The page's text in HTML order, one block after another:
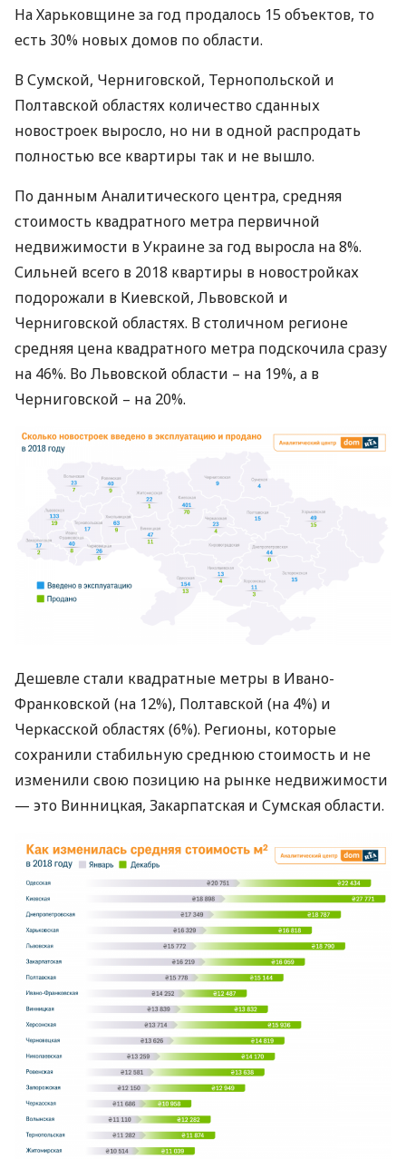
На Харьковщине за год продалось 15 объектов, то
есть 30% новых домов по области.
В Сумской, Черниговской, Тернопольской и
Полтавской областях количество сданных
новостроек выросло, но ни в одной распродать
полностью все квартиры так и не вышло.
По данным Аналитического центра, средняя
стоимость квадратного метра первичной
недвижимости в Украине за год выросла на 8%.
Сильней всего в 2018 квартиры в новостройках
подорожали в Киевской, Львовской и
Черниговской областях. В столичном регионе
средняя цена квадратного метра подскочила сразу
на 46%. Во Львовской области – на 19%, а в
Черниговской – на 20%.
Дешевле стали квадратные метры в Ивано-
Франковской (на 12%), Полтавской (на 4%) и
Черкасской областях (6%). Регионы, которые
сохранили стабильную среднюю стоимость и не
изменили свою позицию на рынке недвижимости
— это Винницкая, Закарпатская и Сумская области.